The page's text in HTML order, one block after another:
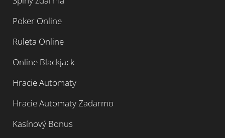
Poker Online
Ruleta Online
Online Blackjack
Hracie Automaty
Hracie Automaty Zadarmo
Kasínový Bonus